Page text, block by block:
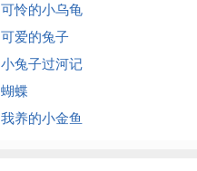
可怜的小乌龟
可爱的兔子
小兔子过河记
蝴蝶
我养的小金鱼